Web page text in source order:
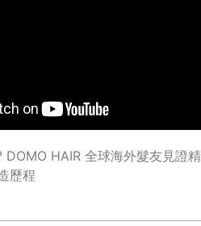
DOMO HAIR 全球海外髮友見證精
歷程